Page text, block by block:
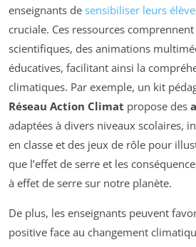
enseignants de sensibiliser leurs
cruciale. Ces ressources
scientifiques, des animations
éducatives, facilitant ainsi la
climatiques. Par exemple, un kit
Réseau Action Climat propose des
adaptées à divers niveaux scolaires,
en classe et des jeux de rôle pour
que l’effet de serre et les
à effet de serre sur notre planète.
De plus, les enseignants peuvent
positive face au changement